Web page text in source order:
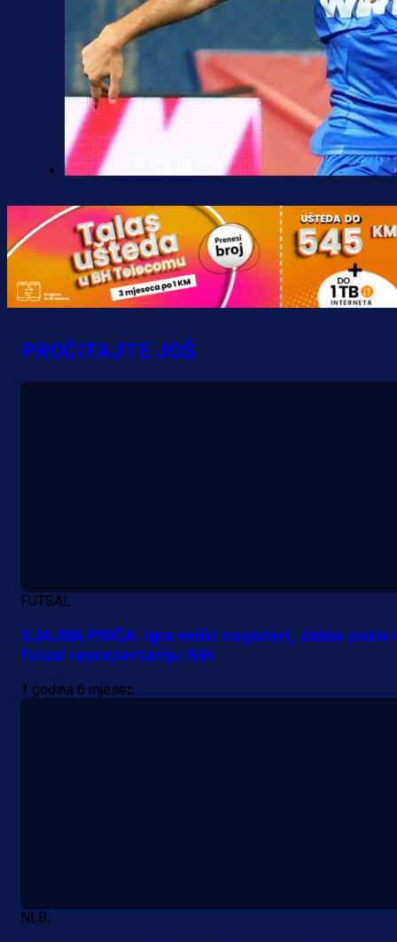
Željo uprkos svim problemima
krenuo pobjedom: Plavi slavili na
Grbavici!
PROČITAJTE JOŠ
FUTSAL
SJAJNA PRIČA: Igra veliki nogomet, dobio poziv
futsal reprezentaciju BiH
1 godina 6 mjesec
NLB